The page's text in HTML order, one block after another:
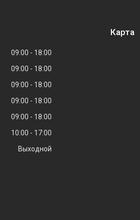
09:00
18:00
09:00
18:00
09:00
18:00
09:00
18:00
09:00
18:00
10:00
17:00
Выходной
Карта